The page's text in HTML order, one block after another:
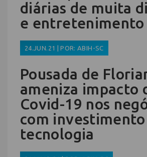
diárias de muita
e entretenimento
24.JUN.21 | POR: ABIH-SC
Pousada de
ameniza impacto
Covid-19 nos
com investimento
tecnologia